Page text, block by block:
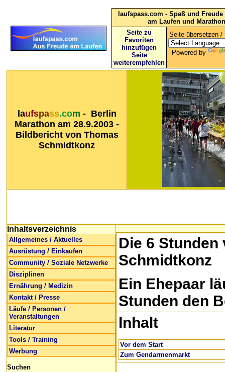
laufspass.com - Spaß und
am Laufen und Marathon
Seite zu
Favoriten
hinzufügen
Seite
weiterempfehlen
Seite übersetzen /
Powered by
laufspass.com - Berlin
Marathon am 28.9.2003 -
Bildbericht von Thomas
Schmidtkonz
Inhaltsverzeichnis
Allgemeines / Aktuelles
Ausrüstung / Einkaufen
Community / Soziale Netzwerke
Disziplinen
Ernährung / Medizin
Kontakt / Presse
Läufe / Personen /
Veranstaltungen
Literatur
Tools / Training
Werbung
Suchen
Die 6
Schmidtkonz
Ein Ehepaar
Stunden den
Inhalt
Vor dem Start
Zum Gendarmenmarkt